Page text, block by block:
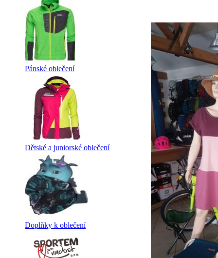
Pánské oblečení
Dětské a juniorské oblečení
Doplňky k oblečení